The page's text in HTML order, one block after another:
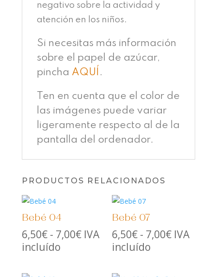
negativo sobre la actividad y
atención en los niños.
Si necesitas más información
sobre el papel de azúcar,
pincha AQUÍ .
Ten en cuenta que el color de
las imágenes puede variar
ligeramente respecto al de la
pantalla del ordenador.
PRODUCTOS RELACIONADOS
Bebé 04
6,50€ - 7,00€Rango
IVA
incluído
Bebé 07
6,50€ - 7,00€Rango
IVA
incluído